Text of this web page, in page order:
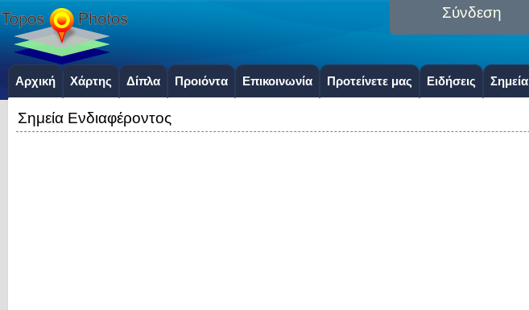
Σύνδεση
Αρχική Χάρτης Δίπλα Προιόντα Επικοινωνία Προτείνετε μας Ειδήσεις Σημεία
Σημεία Ενδιαφέροντος